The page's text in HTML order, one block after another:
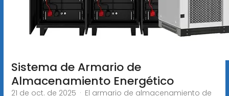
Sistema de Armario de
Almacenamiento Energético
21 de oct. de 2025 · El armario de almacenamiento de